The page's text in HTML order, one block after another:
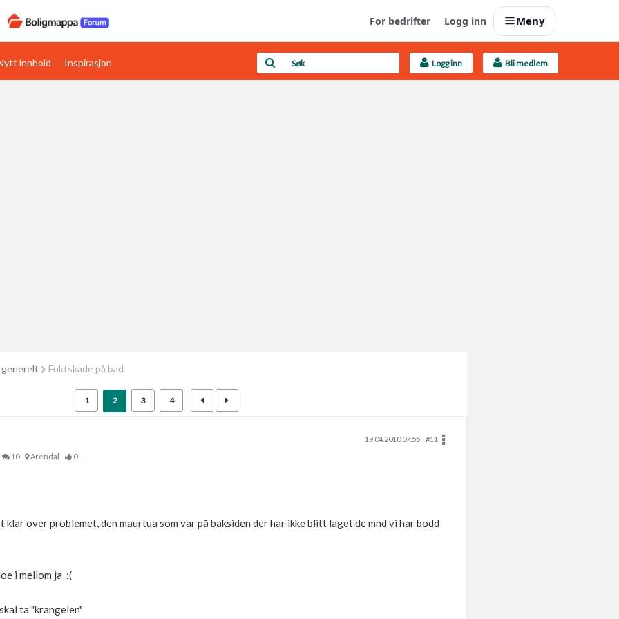
For bedrifter Logg inn Meny
Boligens papirer Last opp selv
innhold Inspirasjon Logg inn Bli medlem
Fuktskade på bad
1 2 3 4
19.04.2010 07.55
#11
10 Arendal 0
over problemet, den maurtua som var på baksiden der har ikke blitt laget de mnd vi har bodd
i mellom ja :(
ta "krangelen"